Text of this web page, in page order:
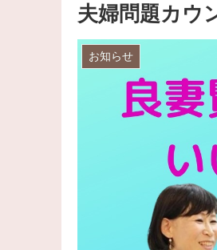
夫婦問題カウ
お知らせ